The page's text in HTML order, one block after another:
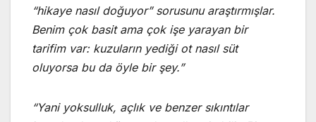
“hikaye nasıl doğuyor” sorusunu araştırmışlar.
Benim çok basit ama çok işe yarayan bir
tarifim var: kuzuların yediği ot nasıl süt
oluyorsa bu da öyle bir şey.”
“Yani yoksulluk, açlık ve benzer sıkıntılar